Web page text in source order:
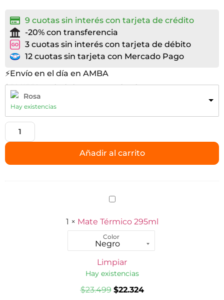
9 cuotas sin interés con tarjeta de crédito
-20% con transferencia
3 cuotas sin interés con tarjeta de débito
12 cuotas sin tarjeta con Mercado Pago
⚡Envío en el día en AMBA
$ 36.817,36 precio sin impuestos nacionales
Rosa
Hay existencias
Añadir al carrito
Mate
1 × Mate Térmico 295ml
Color
Limpiar
Hay existencias
$23.499 $22.324